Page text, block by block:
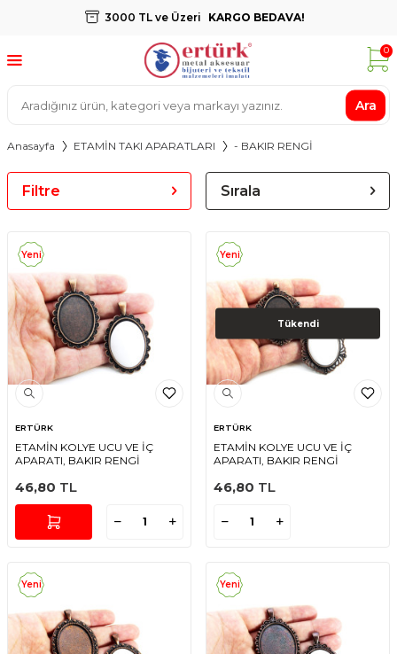
3000 TL ve Üzeri KARGO BEDAVA!
Ara
0
Anasayfa ETAMİN TAKI APARATLARI - BAKIR RENGİ
Filtre Sırala
Yeni
ERTÜRK
ETAMİN KOLYE UCU VE İÇ
APARATI, BAKIR RENGİ
46,80 TL
Yeni
Tükendi
ERTÜRK
ETAMİN KOLYE UCU VE İÇ
APARATI, BAKIR RENGİ
46,80 TL
Yeni Yeni